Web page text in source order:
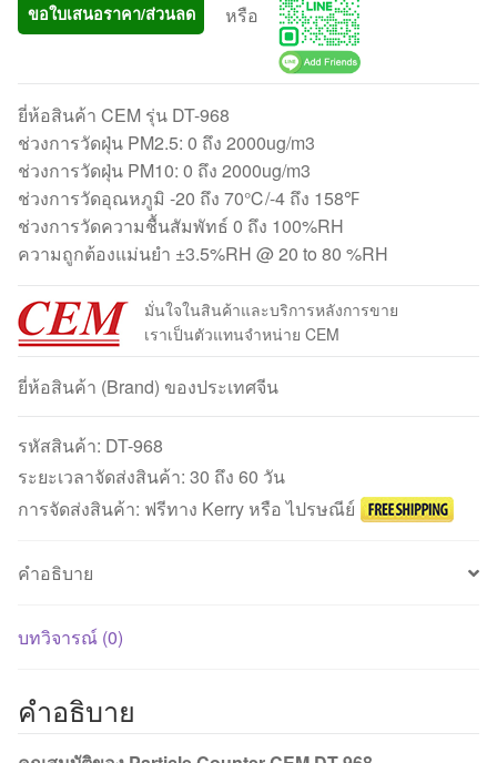
ขอใบเสนอราคา/ส่วนลด หรือ
ยี่ห้อสินค้า CEM รุ่น DT-968
ช่วงการวัดฝุ่น PM2.5: 0 ถึง 2000ug/m3
ช่วงการวัดฝุ่น PM10: 0 ถึง 2000ug/m3
ช่วงการวัดอุณหภูมิ -20 ถึง 70℃/-4 ถึง 158℉
ช่วงการวัดความชื้นสัมพัทธ์ 0 ถึง 100%RH
ความถูกต้องแม่นยำ ±3.5%RH @ 20 to 80 %RH
มั่นใจในสินค้าและบริการหลังการขาย
เราเป็นตัวแทนจำหน่าย CEM
ยี่ห้อสินค้า (Brand) ของประเทศจีน
รหัสสินค้า: DT-968
ระยะเวลาจัดส่งสินค้า: 30 ถึง 60 วัน
การจัดส่งสินค้า: ฟรีทาง Kerry หรือ ไปรษณีย์
คำอธิบาย
บทวิจารณ์ (0)
คำอธิบาย